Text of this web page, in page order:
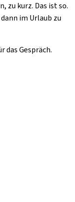
zu kurz. Das ist so.
im Urlaub zu
das Gespräch.